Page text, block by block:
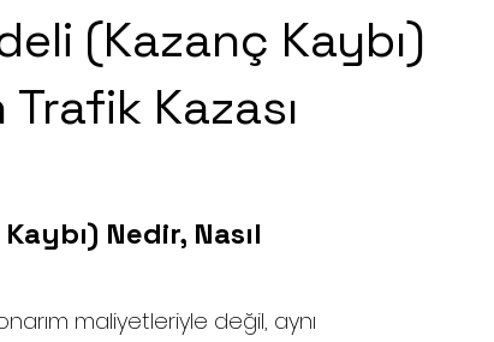
(Kazanç Kaybı)
Kazası
Nedir, Nasıl
maliyetleriyle değil, aynı